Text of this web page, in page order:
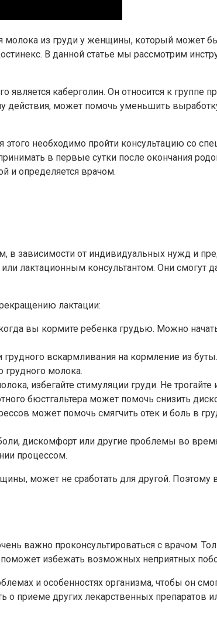
молока из груди у женщины, который может
В данной статье мы рассмотрим
каберголин. Он относится к группе
действия, может помочь уменьшить
необходимо пройти консультацию со
в первые сутки после окончания
и определяется врачом.
зависимости от индивидуальных нужд и
лактационным консультантом. Они
лактации:
вы кормите ребенка грудью. Можно
грудного вскармливания на кормление из
молока.
избегайте стимуляции груди. Не трогайте
бюстгальтера может помочь снизить
может помочь смягчить отек и боль в
дискомфорт или другие проблемы во
процессом.
может не сработать для другой.
важно проконсультироваться с врачом.
избежать возможных неприятных
и особенностях организма, чтобы он
приеме других лекарственных препаратов